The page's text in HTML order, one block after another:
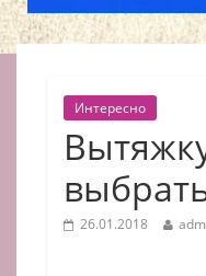
Интересно
26.01.2018